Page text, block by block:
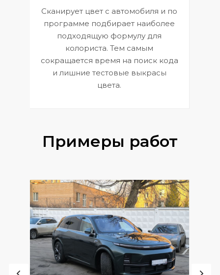
Сканирует цвет с автомобиля и по
программе подбирает наиболее
подходящую формулу для
колориста. Тем самым
сокращается время на поиск кода
и лишние тестовые выкрасы
цвета.
Примеры работ